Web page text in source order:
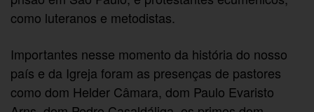
como luteranos e metodistas.
Importantes nesse momento da história do nosso
país e da Igreja foram as presenças de pastores
como dom Helder Câmara, dom Paulo Evaristo